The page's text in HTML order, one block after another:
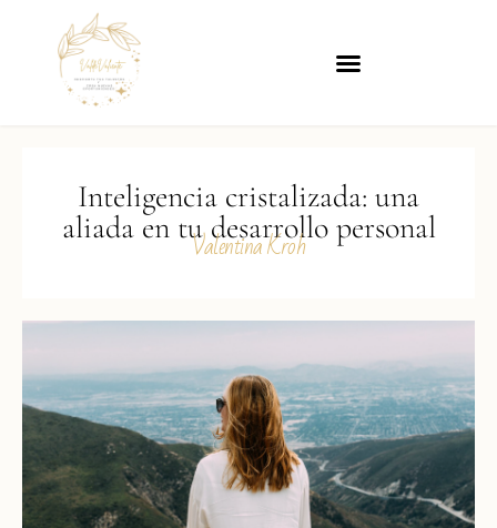
Inteligencia cristalizada: una
aliada en tu desarrollo personal
Valentina Kroh